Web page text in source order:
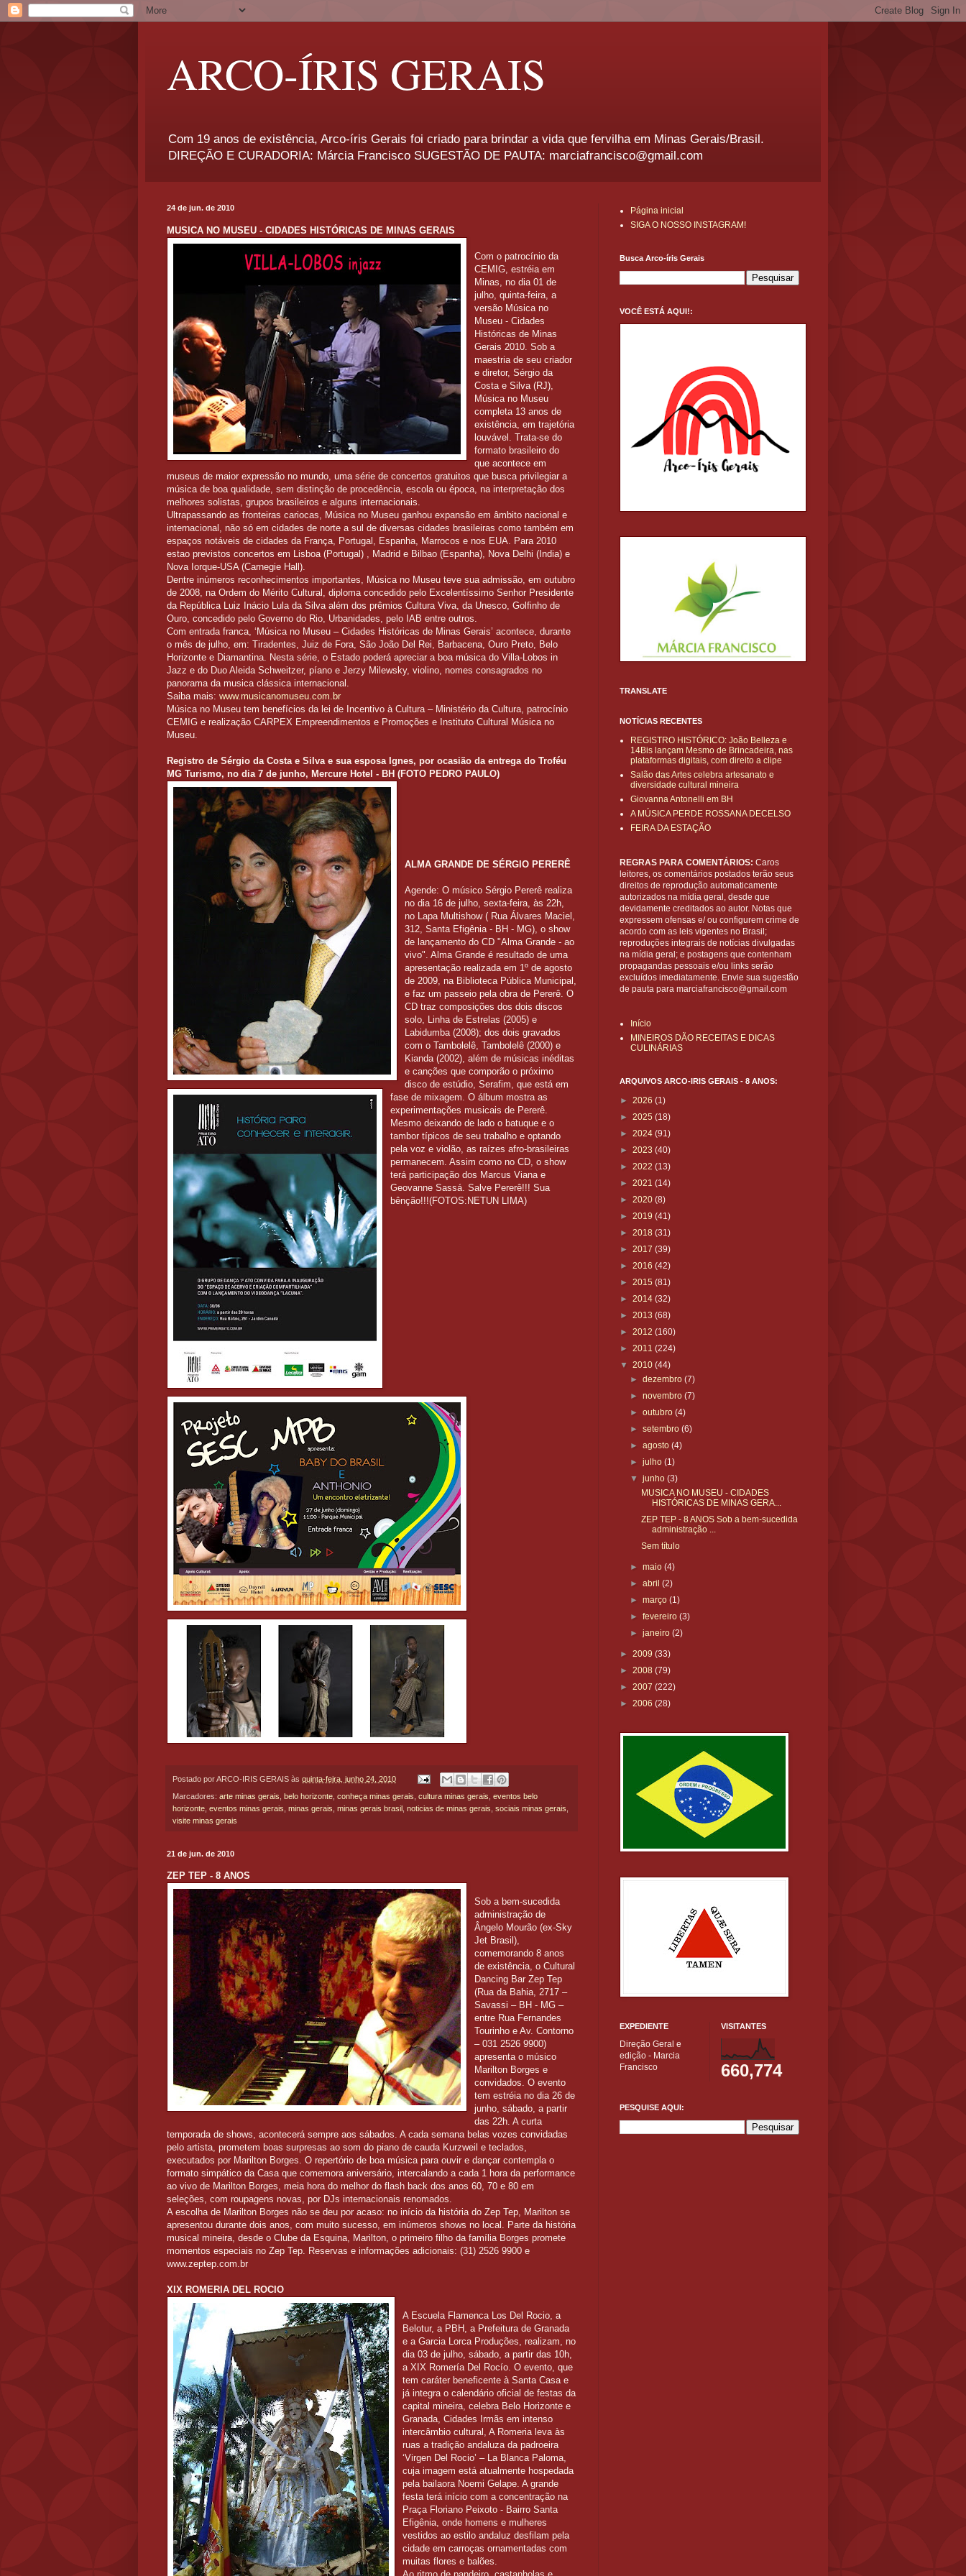
ARCO-ÍRIS GERAIS
Com 19 anos de existência, Arco-íris Gerais foi criado para brindar a vida que fervilha em Minas Gerais/Brasil.
DIREÇÃO E CURADORIA: Márcia Francisco SUGESTÃO DE PAUTA: marciafrancisco@gmail.com
24 de jun. de 2010
MUSICA NO MUSEU - CIDADES HISTÓRICAS DE MINAS GERAIS
Com o patrocínio da
CEMIG, estréia em
Minas, no dia 01 de
julho, quinta-feira, a
versão Música no
Museu - Cidades
Históricas de Minas
Gerais 2010. Sob a
maestria de seu criador
e diretor, Sérgio da
Costa e Silva (RJ),
Música no Museu
completa 13 anos de
existência, em trajetória
louvável. Trata-se do
formato brasileiro do
que acontece em
museus de maior expressão no mundo, uma série de concertos gratuitos que busca privilegiar a
música de boa qualidade, sem distinção de procedência, escola ou época, na interpretação dos
melhores solistas, grupos brasileiros e alguns internacionais.
Ultrapassando as fronteiras cariocas, Música no Museu ganhou expansão em âmbito nacional e
internacional, não só em cidades de norte a sul de diversas cidades brasileiras como também em
espaços notáveis de cidades da França, Portugal, Espanha, Marrocos e nos EUA. Para 2010
estao previstos concertos em Lisboa (Portugal) , Madrid e Bilbao (Espanha), Nova Delhi (India) e
Nova Iorque-USA (Carnegie Hall).
Dentre inúmeros reconhecimentos importantes, Música no Museu teve sua admissão, em outubro
de 2008, na Ordem do Mérito Cultural, diploma concedido pelo Excelentíssimo Senhor Presidente
da República Luiz Inácio Lula da Silva além dos prêmios Cultura Viva, da Unesco, Golfinho de
Ouro, concedido pelo Governo do Rio, Urbanidades, pelo IAB entre outros.
Com entrada franca, ‘Música no Museu – Cidades Históricas de Minas Gerais’ acontece, durante
o mês de julho, em: Tiradentes, Juiz de Fora, São João Del Rei, Barbacena, Ouro Preto, Belo
Horizonte e Diamantina. Nesta série, o Estado poderá apreciar a boa música do Villa-Lobos in
Jazz e do Duo Aleida Schweitzer, píano e Jerzy Milewsky, violino, nomes consagrados no
panorama da musica clássica internacional.
Saiba mais: www.musicanomuseu.com.br
Música no Museu tem benefícios da lei de Incentivo à Cultura – Ministério da Cultura, patrocínio
CEMIG e realização CARPEX Empreendimentos e Promoções e Instituto Cultural Música no
Museu.
Registro de Sérgio da Costa e Silva e sua esposa Ignes, por ocasião da entrega do Troféu
MG Turismo, no dia 7 de junho, Mercure Hotel - BH (FOTO PEDRO PAULO)
ALMA GRANDE DE SÉRGIO PERERÊ
Agende: O músico Sérgio Pererê realiza
no dia 16 de julho, sexta-feira, às 22h,
no Lapa Multishow ( Rua Álvares Maciel,
312, Santa Efigênia - BH - MG), o show
de lançamento do CD "Alma Grande - ao
vivo". Alma Grande é resultado de uma
apresentação realizada em 1º de agosto
de 2009, na Biblioteca Pública Municipal,
e faz um passeio pela obra de Pererê. O
CD traz composições dos dois discos
solo, Linha de Estrelas (2005) e
Labidumba (2008); dos dois gravados
com o Tambolelê, Tambolelê (2000) e
Kianda (2002), além de músicas inéditas
e canções que comporão o próximo
disco de estúdio, Serafim, que está em
fase de mixagem. O álbum mostra as
experimentações musicais de Pererê.
Mesmo deixando de lado o batuque e o
tambor típicos de seu trabalho e optando
pela voz e violão, as raízes afro-brasileiras
permanecem. Assim como no CD, o show
terá participação dos Marcus Viana e
Geovanne Sassá. Salve Pererê!!! Sua
bênção!!!(FOTOS:NETUN LIMA)
Postado porARCO-IRIS GERAIS às quinta-feira, junho 24, 2010
Marcadores: arte minas gerais belo horizonte conheça minas gerais cultura minas gerais eventos belo
horizonte eventos minas gerais minas gerais minas gerais brasil noticias de minas gerais sociais minas gerais
visite minas gerais
21 de jun. de 2010
ZEP TEP - 8 ANOS
Sob a bem-sucedida
administração de
Ângelo Mourão (ex-Sky
Jet Brasil),
comemorando 8 anos
de existência, o Cultural
Dancing Bar Zep Tep
(Rua da Bahia, 2717 –
Savassi – BH - MG –
entre Rua Fernandes
Tourinho e Av. Contorno
– 031 2526 9900)
apresenta o músico
Marilton Borges e
convidados. O evento
tem estréia no dia 26 de
junho, sábado, a partir
das 22h. A curta
temporada de shows, acontecerá sempre aos sábados. A cada semana belas vozes convidadas
pelo artista, prometem boas surpresas ao som do piano de cauda Kurzweil e teclados,
executados por Marilton Borges. O repertório de boa música para ouvir e dançar contempla o
formato simpático da Casa que comemora aniversário, intercalando a cada 1 hora da performance
ao vivo de Marilton Borges, meia hora do melhor do flash back dos anos 60, 70 e 80 em
seleções, com roupagens novas, por DJs internacionais renomados.
A escolha de Marilton Borges não se deu por acaso: no início da história do Zep Tep, Marilton se
apresentou durante dois anos, com muito sucesso, em inúmeros shows no local. Parte da história
musical mineira, desde o Clube da Esquina, Marilton, o primeiro filho da família Borges promete
momentos especiais no Zep Tep. Reservas e informações adicionais: (31) 2526 9900 e
www.zeptep.com.br
XIX ROMERIA DEL ROCIO
A Escuela Flamenca Los Del Rocio, a
Belotur, a PBH, a Prefeitura de Granada
e a Garcia Lorca Produções, realizam, no
dia 03 de julho, sábado, a partir das 10h,
a XIX Romería Del Rocío. O evento, que
tem caráter beneficente à Santa Casa e
já integra o calendário oficial de festas da
capital mineira, celebra Belo Horizonte e
Granada, Cidades Irmãs em intenso
intercâmbio cultural, A Romeria leva às
ruas a tradição andaluza da padroeira
‘Virgen Del Rocio’ – La Blanca Paloma,
cuja imagem está atualmente hospedada
pela bailaora Noemi Gelape. A grande
festa terá início com a concentração na
Praça Floriano Peixoto - Bairro Santa
Efigênia, onde homens e mulheres
vestidos ao estilo andaluz desfilam pela
cidade em carroças ornamentadas com
muitas flores e balões.
Página inicial
SIGA O NOSSO INSTAGRAM!
Busca Arco-íris Gerais
VOCÊ ESTÁ AQUI!:
TRANSLATE
NOTÍCIAS RECENTES
REGISTRO HISTÓRICO: João Belleza e
14Bis lançam Mesmo de Brincadeira, nas
plataformas digitais, com direito a clipe
Salão das Artes celebra artesanato e
diversidade cultural mineira
Giovanna Antonelli em BH
A MÚSICA PERDE ROSSANA DECELSO
FEIRA DA ESTAÇÃO
REGRAS PARA COMENTÁRIOS: Caros
leitores, os comentários postados terão seus
direitos de reprodução automaticamente
autorizados na mídia geral, desde que
devidamente creditados ao autor. Notas que
expressem ofensas e/ ou configurem crime de
acordo com as leis vigentes no Brasil;
reproduções integrais de notícias divulgadas
na mídia geral; e postagens que contenham
propagandas pessoais e/ou links serão
excluídos imediatamente. Envie sua sugestão
de pauta para marciafrancisco@gmail.com
Início
MINEIROS DÃO RECEITAS E DICAS
CULINÁRIAS
ARQUIVOS ARCO-IRIS GERAIS - 8 ANOS:
► 2026 (1)
► 2025 (18)
► 2024 (91)
► 2023 (40)
► 2022 (13)
► 2021 (14)
► 2020 (8)
► 2019 (41)
► 2018 (31)
► 2017 (39)
► 2016 (42)
► 2015 (81)
► 2014 (32)
► 2013 (68)
► 2012 (160)
► 2011 (224)
▼ 2010 (44)
►dezembro(7)
►novembro(7)
►outubro(4)
►setembro(6)
►agosto(4)
►julho(1)
▼junho(3)
MUSICA NO MUSEU - CIDADES
HISTÓRICAS DE MINAS GERA...
ZEP TEP - 8 ANOS Sob a bem-sucedida
administração ...
Sem título
►maio(4)
►abril(2)
►março(1)
►fevereiro(3)
►janeiro(2)
► 2009 (33)
► 2008 (79)
► 2007 (222)
► 2006 (28)
EXPEDIENTE
Direção Geral e
edição - Marcia
Francisco
VISITANTES
660,774
PESQUISE AQUI: